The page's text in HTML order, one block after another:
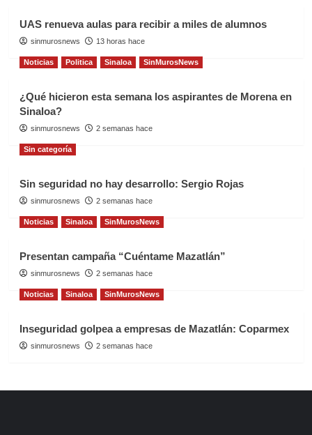
UAS renueva aulas para recibir a miles de alumnos
sinmurosnews 13 horas hace
Noticias Politica Sinaloa SinMurosNews
¿Qué hicieron esta semana los aspirantes de Morena en
Sinaloa?
sinmurosnews 2 semanas hace
Sin categoría
Sin seguridad no hay desarrollo: Sergio Rojas
sinmurosnews 2 semanas hace
Noticias Sinaloa SinMurosNews
Presentan campaña “Cuéntame Mazatlán”
sinmurosnews 2 semanas hace
Noticias Sinaloa SinMurosNews
Inseguridad golpea a empresas de Mazatlán: Coparmex
sinmurosnews 2 semanas hace